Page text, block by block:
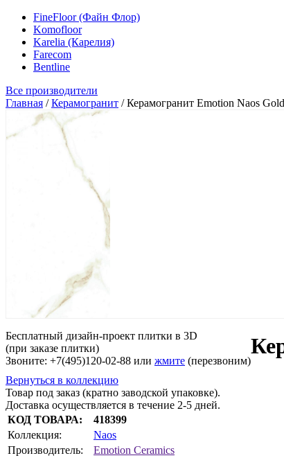
FineFloor (Файн Флор)
Komofloor
Karelia (Карелия)
Farecom
Bentline
Все производители
Главная /Керамогранит /Керамогранит Emotion Naos
Бесплатный дизайн-проект плитки в 3D
(при заказе плитки)
Звоните: +7(495)120-02-88 или жмите (перезвоним)
Вернуться в коллекцию
Товар под заказ (кратно заводской упаковке).
Доставка осуществляется в течение 2-5 дней.
КОД ТОВАРА:
418399
Коллекция:
Naos
Производитель:
Emotion Ceramics